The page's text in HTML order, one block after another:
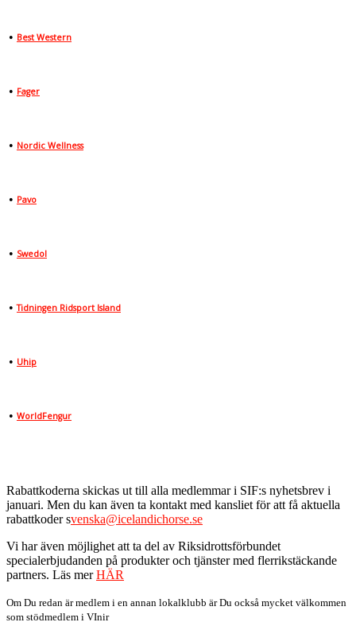
• Best Western
• Fager
• Nordic Wellness
• Pavo
• Swedol
• Tidningen Ridsport Island
• Uhip
• WorldFengur
Rabattkoderna skickas ut till alla medlemmar i SIF:s nyhetsbrev i
januari. Men du kan även ta kontakt med kansliet för att få aktuella
rabattkoder svenska@icelandichorse.se
Vi har även möjlighet att ta del av Riksidrottsförbundet
specialerbjudanden på produkter och tjänster med flerrikstäckande
partners. Läs merHÄR
Om Du redan är medlem i en annan lokalklubb är Du också mycket välkommen
som stödmedlem i VInir